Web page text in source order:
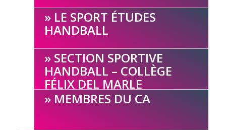
LE SPORT ÉTUDES
HANDBALL
SECTION SPORTIVE
HANDBALL – COLLÈGE
FÉLIX DEL MARLE
MEMBRES DU CA